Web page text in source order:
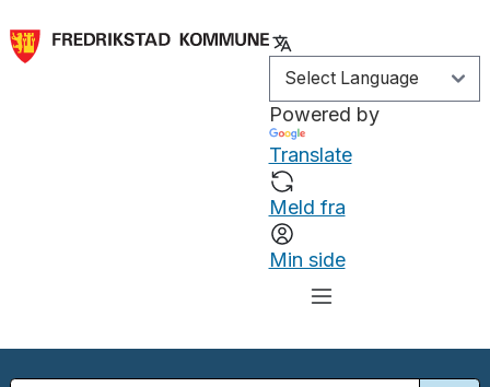
Powered by
Translate
Meld fra
Min side